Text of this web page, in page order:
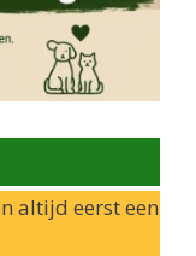
altijd eerst een